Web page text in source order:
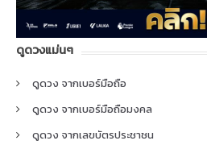
ดูดวงแม่นๆ
ดูดวง จากเบอร์มือถือ
ดูดวง จากเบอร์มือถือมงคล
ดูดวง จากเลขบัตรประชาชน